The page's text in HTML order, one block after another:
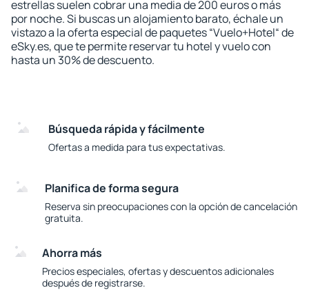
estrellas suelen cobrar una media de 200 euros o más
por noche. Si buscas un alojamiento barato, échale un
vistazo a la oferta especial de paquetes “Vuelo+Hotel“ de
eSky.es, que te permite reservar tu hotel y vuelo con
hasta un 30% de descuento.
Búsqueda rápida y fácilmente
Ofertas a medida para tus expectativas.
Planifica de forma segura
Reserva sin preocupaciones con la opción de cancelación
gratuita.
Ahorra más
Precios especiales, ofertas y descuentos adicionales
después de registrarse.